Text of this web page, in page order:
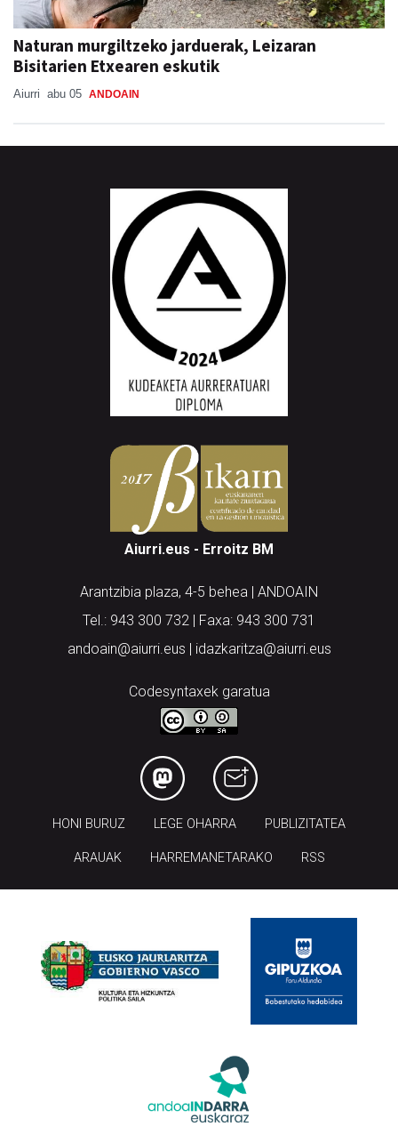
Naturan murgiltzeko jarduerak, Leizaran
Bisitarien Etxearen eskutik
Aiurri abu 05 ANDOAIN
Aiurri.eus - Erroitz BM
Arantzibia plaza, 4-5 behea | ANDOAIN
Tel.: 943 300 732 | Faxa: 943 300 731
andoain@aiurri.eus | idazkaritza@aiurri.eus
Codesyntaxek garatua
HONI BURUZ LEGE OHARRA PUBLIZITATEA
ARAUAK HARREMANETARAKO RSS